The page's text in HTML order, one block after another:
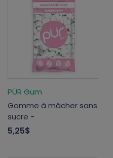
PÜR Gum
Gomme à mâcher sans
sucre -
5,25$